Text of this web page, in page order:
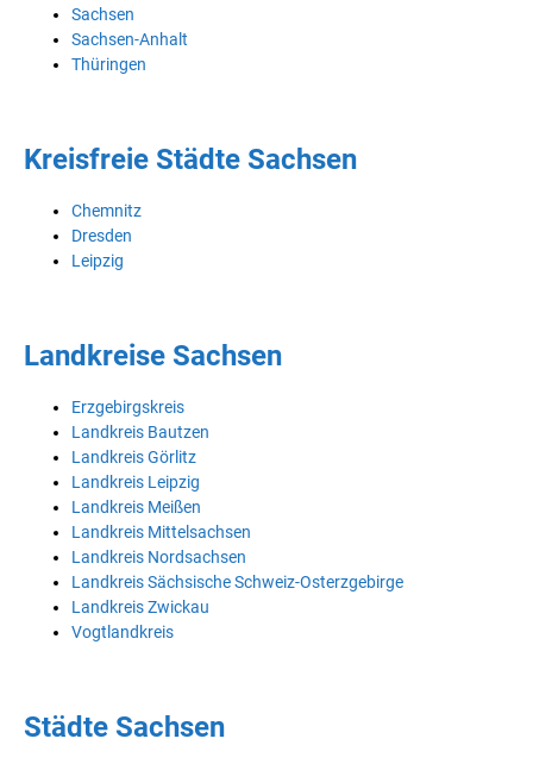
Sachsen
Sachsen-Anhalt
Thüringen
Kreisfreie Städte Sachsen
Chemnitz
Dresden
Leipzig
Landkreise Sachsen
Erzgebirgskreis
Landkreis Bautzen
Landkreis Görlitz
Landkreis Leipzig
Landkreis Meißen
Landkreis Mittelsachsen
Landkreis Nordsachsen
Landkreis Sächsische Schweiz-Osterzgebirge
Landkreis Zwickau
Vogtlandkreis
Städte Sachsen